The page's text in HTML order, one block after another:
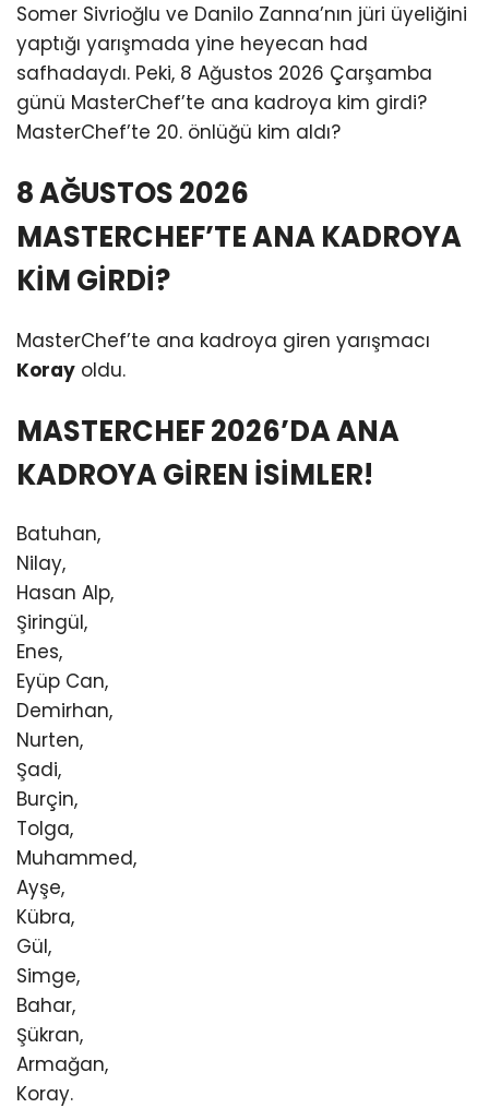
Somer Sivrioğlu ve Danilo Zanna’nın jüri üyeliğini
yaptığı yarışmada yine heyecan had
safhadaydı. Peki, 8 Ağustos 2026 Çarşamba
günü MasterChef’te ana kadroya kim girdi?
MasterChef’te 20. önlüğü kim aldı?
8 AĞUSTOS 2026
MASTERCHEF’TE ANA KADROYA
KİM GİRDİ?
MasterChef’te ana kadroya giren yarışmacı
Koray oldu.
MASTERCHEF 2026’DA ANA
KADROYA GİREN İSİMLER!
Batuhan,
Nilay,
Hasan Alp,
Şiringül,
Enes,
Eyüp Can,
Demirhan,
Nurten,
Şadi,
Burçin,
Tolga,
Muhammed,
Ayşe,
Kübra,
Gül,
Simge,
Bahar,
Şükran,
Armağan,
Koray.